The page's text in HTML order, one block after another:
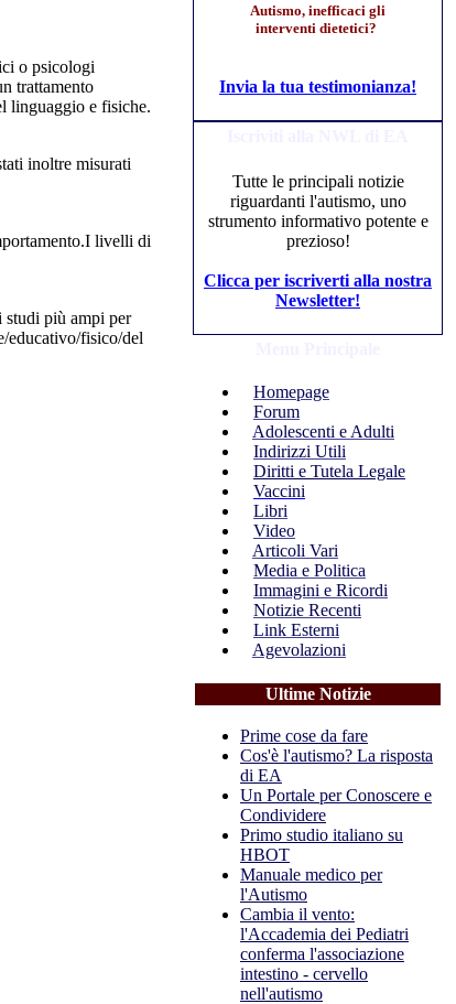
o psicologi
trattamento
linguaggio e fisiche.
inoltre misurati
livelli di
studi più ampi per
educativo/fisico/del
Autismo, inefficaci gli
interventi dietetici?
Invia la tua testimonianza!
Tutte le principali notizie
riguardanti l'autismo, uno
strumento informativo potente e
prezioso!
Clicca per iscriverti alla nostra
Newsletter!
Homepage
Forum
Adolescenti e Adulti
Indirizzi Utili
Diritti e Tutela Legale
Vaccini
Libri
Video
Articoli Vari
Media e Politica
Immagini e Ricordi
Notizie Recenti
Link Esterni
Agevolazioni
Ultime Notizie
Prime cose da fare
Cos'è l'autismo? La risposta
di EA
Un Portale per Conoscere e
Condividere
Primo studio italiano su
HBOT
Manuale medico per
l'Autismo
Cambia il vento:
l'Accademia dei Pediatri
conferma l'associazione
intestino - cervello
nell'autismo